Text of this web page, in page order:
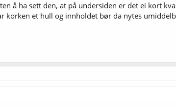
å ha sett den, at på undersiden er det ei kort
korken et hull og innholdet bør da nytes